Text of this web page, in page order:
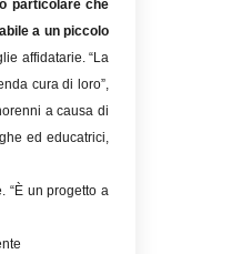
particolare che
a un piccolo
affidatarie. “La
cura di loro”,
a causa di
ed educatrici,
“È un progetto a